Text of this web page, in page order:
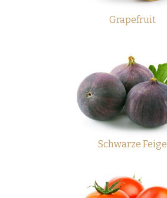
Grapefruit
Schwarze Feige